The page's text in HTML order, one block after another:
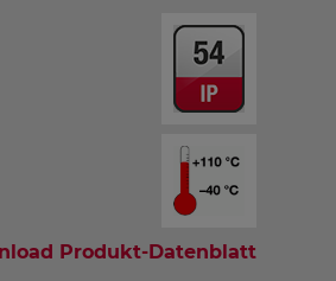
Produkt-Datenblatt